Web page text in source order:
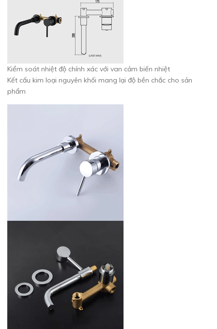
Kiểm soát nhiệt độ chính xác với van cảm biến nhiệt
Kết cấu kim loại nguyên khối mang lại độ bền chắc cho sản
phẩm